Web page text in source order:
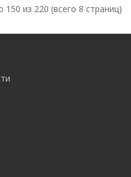
150 из 220 (всего 8 страниц)